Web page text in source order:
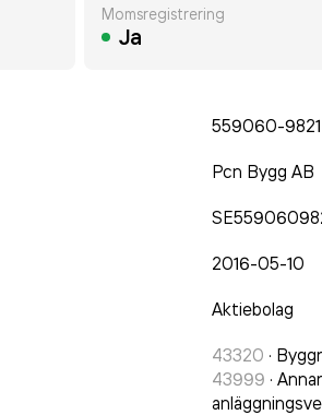
Momsregistrering
Ja
559060-9821
Pcn Bygg AB
2016-05-10
Aktiebolag
43320 ·
43999 ·